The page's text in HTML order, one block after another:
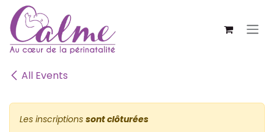
SE RENDRE AU CONTENU
All Events
Les inscriptions sont clôturées